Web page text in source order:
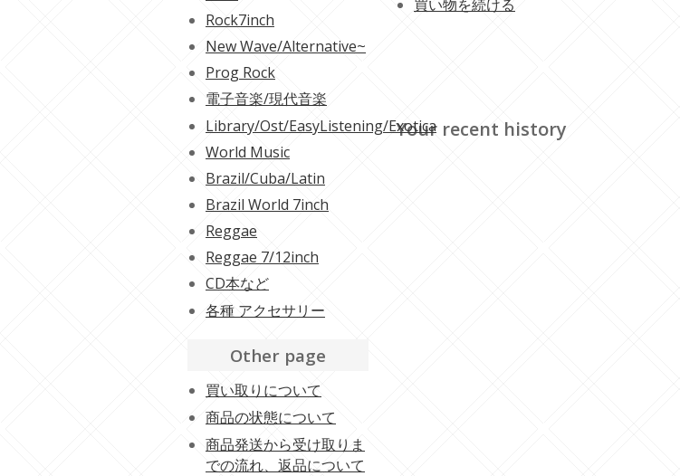
買い物を続ける
Your recent history
Rock7inch
New Wave/Alternative~
Prog Rock
電子音楽/現代音楽
Library/Ost/EasyListening/Exotica
World Music
Brazil/Cuba/Latin
Brazil World 7inch
Reggae
Reggae 7/12inch
CD本など
各種 アクセサリー
Other page
買い取りについて
商品の状態について
商品発送から受け取りま
での流れ、返品について